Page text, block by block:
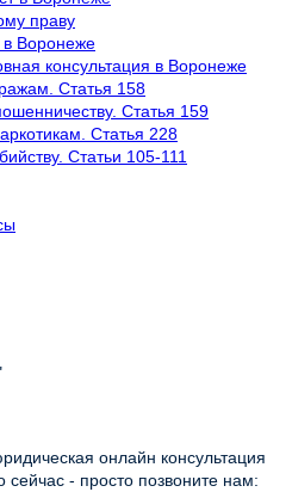
праву
Воронеже
консультация в Воронеже
Статья 158
Статья 159
Статья 228
Статьи 105-111
онлайн консультация
- просто позвоните нам: